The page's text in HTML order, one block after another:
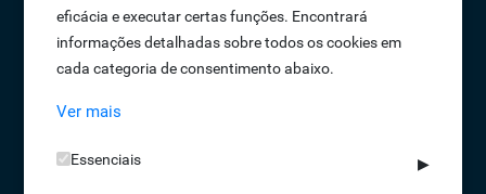
Sobre Nós
Oportunidades de Emprego
Termos e Condições
Política de Privacidade
eficácia e executar certas funções. Encontrará
informações detalhadas sobre todos os cookies em
cada categoria de consentimento abaixo.
Ver mais
Essenciais ▶